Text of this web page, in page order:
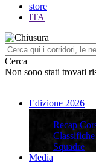
store
ITA
Cerca
Non sono stati trovati
Edizione 2026
Recap
Classifiche
Squadre
Media